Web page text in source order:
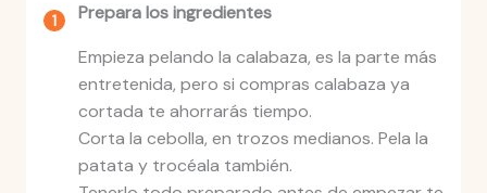
Prepara los ingredientes
Empieza pelando la calabaza, es la parte más
entretenida, pero si compras calabaza ya
cortada te ahorrarás tiempo.
Corta la cebolla, en trozos medianos. Pela la
patata y trocéala también.